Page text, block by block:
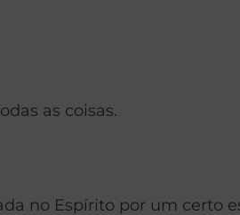
as coisas.
no Espírito por um certo